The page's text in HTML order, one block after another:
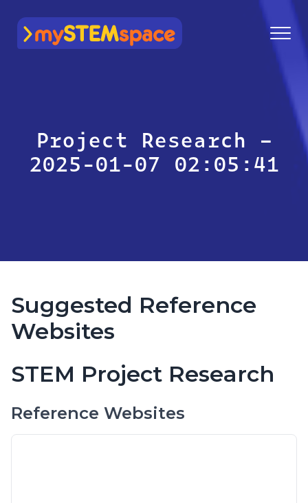
mySTEMspace
Project Research –
2025-01-07 02:05:41
Suggested Reference
Websites
STEM Project Research
Reference Websites